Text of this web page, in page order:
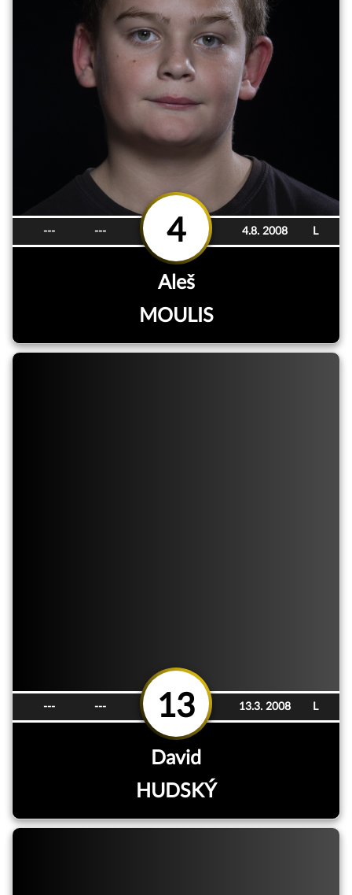
Aleš
MOULIS
4
--- --- 4.8. 2008 L
David
HUDSKÝ
13
--- --- 13.3. 2008 L